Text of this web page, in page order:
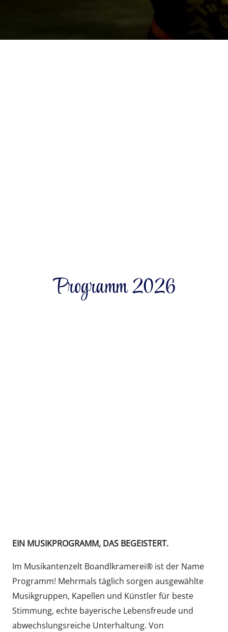
Programm 2026
EIN MUSIKPROGRAMM, DAS BEGEISTERT.
Im Musikantenzelt Boandlkramerei® ist der Name
Programm! Mehrmals täglich sorgen ausgewählte
Musikgruppen, Kapellen und Künstler für beste
Stimmung, echte bayerische Lebensfreude und
abwechslungsreiche Unterhaltung. Von